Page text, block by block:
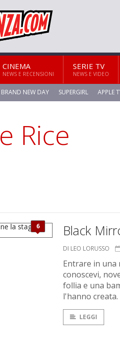
CINEMA
NEWS E RECENSIONI
SERIE TV
NEWS E VIDEO
BRAND NEW DAY SUPERGIRL APPLE
Rice
6 Black
DI LEO LORUSSO
Entrare in una
conoscevi,
follia e una
l'hanno
LEGGI